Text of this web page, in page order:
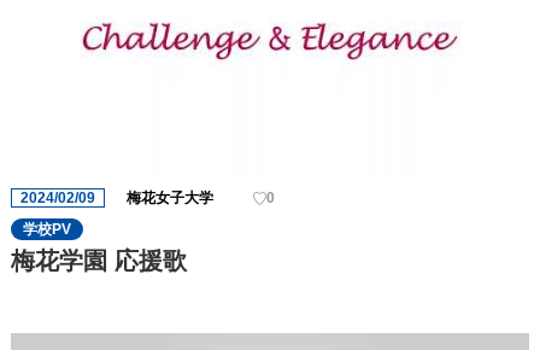
2024/02/09 梅花女子大学
0
学校PV
梅花学園 応援歌